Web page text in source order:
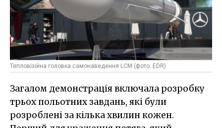
Тепловізійна головка самонаведення LCM (фото: EDR)
Загалом демонстрація включала розробку
трьох польотних завдань, які були
розроблені за кілька хвилин кожен.